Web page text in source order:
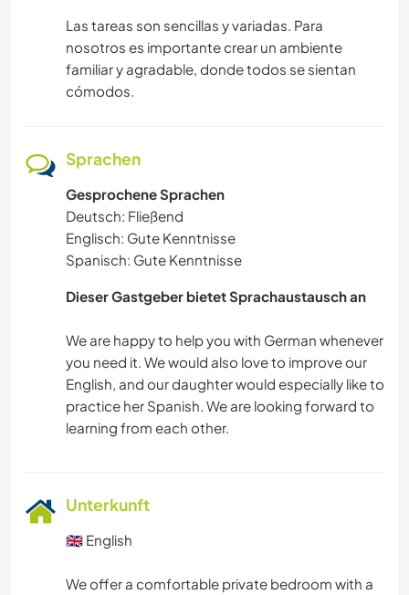
Las tareas son sencillas y variadas. Para
nosotros es importante crear un ambiente
familiar y agradable, donde todos se sientan
cómodos.
Sprachen
Gesprochene Sprachen
Deutsch: Fließend
Englisch: Gute Kenntnisse
Spanisch: Gute Kenntnisse
Dieser Gastgeber bietet Sprachaustausch an
We are happy to help you with German whenever
you need it. We would also love to improve our
English, and our daughter would especially like to
practice her Spanish. We are looking forward to
Unterkunft
🇬🇧 English
We offer a comfortable private bedroom with a